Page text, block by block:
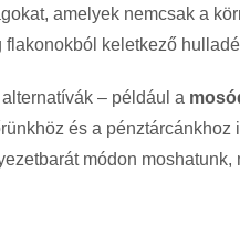
amelyek nemcsak a
flakonokból keletkező
– például a
és a
módon